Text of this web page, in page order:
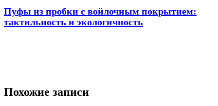
Пуфы из пробки с войлочным покрытием:
тактильность и экологичность
Похожие записи